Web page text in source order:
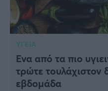
ΥΓΕΙΑ
Ένα από τα πιο
τρώτε τουλάχιστον
εβδομάδα